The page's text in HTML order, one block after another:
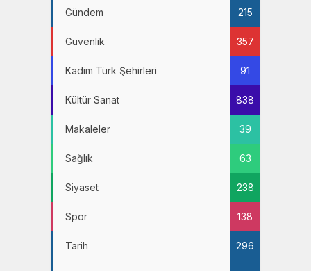
Gündem 215
Güvenlik 357
Kadim Türk Şehirleri 91
Kültür Sanat 838
Makaleler 39
Sağlık 63
Siyaset 238
Spor 138
Tarih 296